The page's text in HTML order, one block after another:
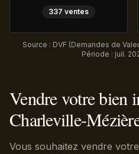
337 ventes
Source : DVF (Demandes de
Période : juil.
Vendre votre bien
Charleville-
Vous souhaitez vendre